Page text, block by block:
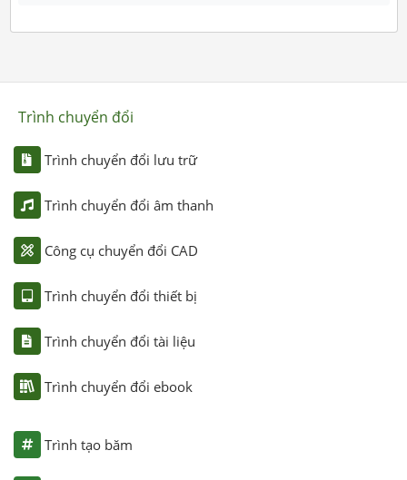
Trình chuyển đổi
Trình chuyển đổi lưu trữ
Trình chuyển đổi âm thanh
Công cụ chuyển đổi CAD
Trình chuyển đổi thiết bị
Trình chuyển đổi tài liệu
Trình chuyển đổi ebook
Trình tạo băm